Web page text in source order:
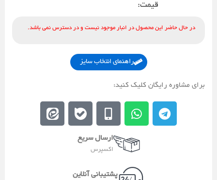
قیمت:
در حال حاضر این محصول در انبار موجود نیست و در دسترس نمی باشد.
راهنمای انتخاب سایز
برای مشاوره رایگان کلیک کنید:
T
e
W
h
t
s
a
M
o
i
E
b
l
E
e
ارسال سریع
اکسپرس
پشتیبانی آنلاین